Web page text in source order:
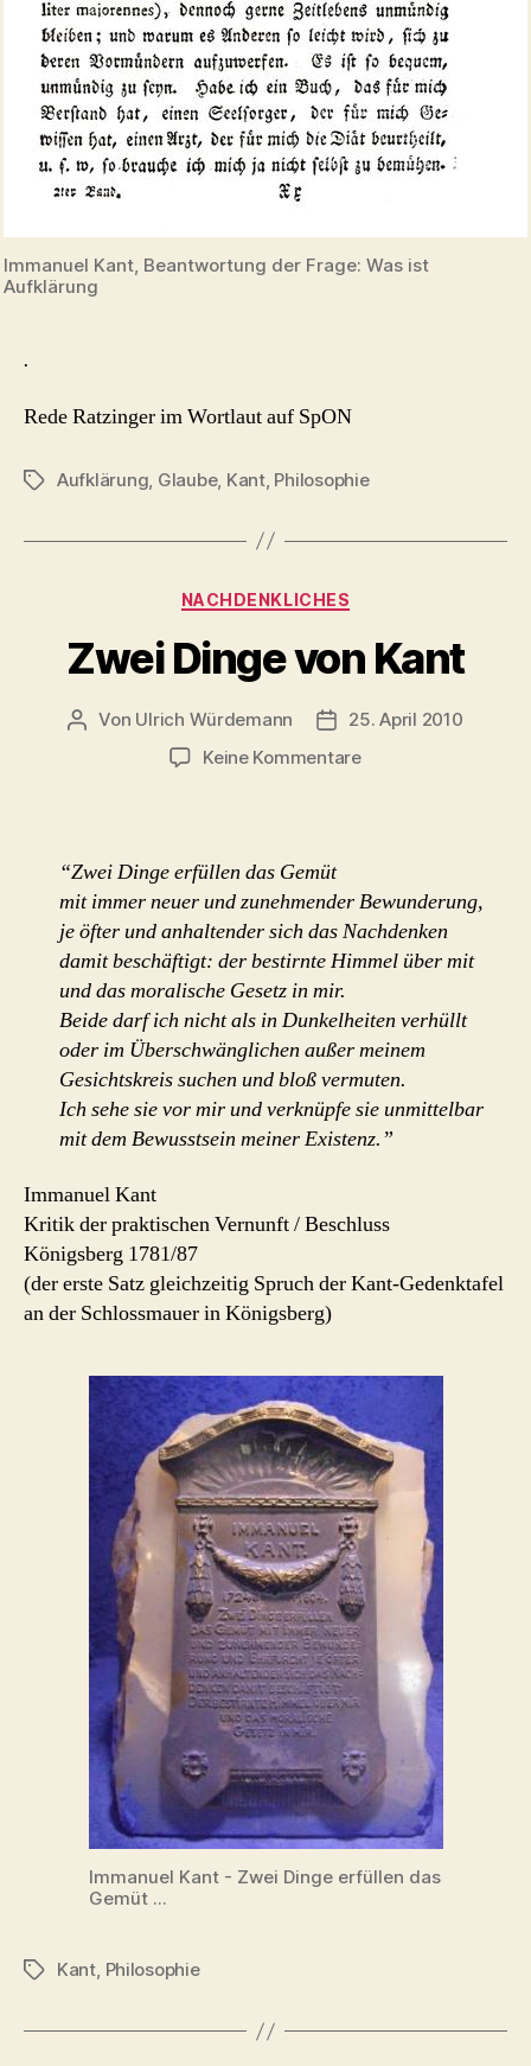
Immanuel Kant, Beantwortung der Frage: Was ist
Aufklärung
.
Rede Ratzinger im Wortlaut auf SpON
Schlagwörter
Aufklärung, Glaube, Kant, Philosophie
Kategorien
NACHDENKLICHES
Zwei Dinge von Kant
Beitragsautor
Von Ulrich Würdemann Beitragsdatum
25. April 2010
Keine Kommentarezu
“Zwei Dinge erfüllen das Gemüt
mit immer neuer und zunehmender Bewunderung,
je öfter und anhaltender sich das Nachdenken
damit beschäftigt: der bestirnte Himmel über mit
und das moralische Gesetz in mir.
Beide darf ich nicht als in Dunkelheiten verhüllt
oder im Überschwänglichen außer meinem
Gesichtskreis suchen und bloß vermuten.
Ich sehe sie vor mir und verknüpfe sie unmittelbar
mit dem Bewusstsein meiner Existenz.”
Immanuel Kant
Kritik der praktischen Vernunft / Beschluss
Königsberg 1781/87
(der erste Satz gleichzeitig Spruch der Kant-Gedenktafel
an der Schlossmauer in Königsberg)
Immanuel Kant - Zwei Dinge erfüllen das
Gemüt ...
Schlagwörter
Kant, Philosophie